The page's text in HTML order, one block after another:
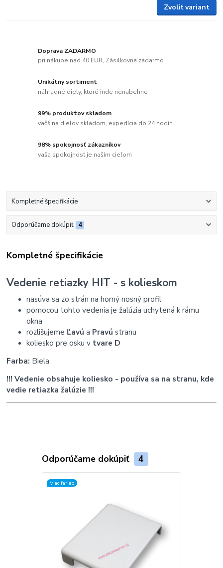
Zvoliť variant
Doprava ZADARMO
pri nákupe nad 40 EUR, Zásilkovna zadarmo
Unikátny sortiment
náhradné diely, ktoré inde nenabehne
99% produktov skladom
väčšina dielov skladom, expedícia do 24 hodín
98% spokojnosť zákazníkov
vaša spokojnosť je naším cieľom
Kompletné špecifikácie
Odporúčame dokúpiť 4
Kompletné špecifikácie
Vedenie retiazky HIT - s kolieskom
nasúva sa zo strán na horný nosný profil
pomocou tohto vedenia je žalúzia uchytená k rámu
okna
rozlišujeme Ľavúa Pravústranu
koliesko pre osku v tvare D
Farba: Biela
!!! Vedenie obsahuje koliesko - používa sa na stranu, kde
vedie retiazka žalúzie !!!
Odporúčame dokúpiť 4
Viac farieb